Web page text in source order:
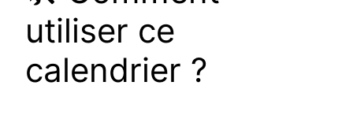
utiliser ce
calendrier ?